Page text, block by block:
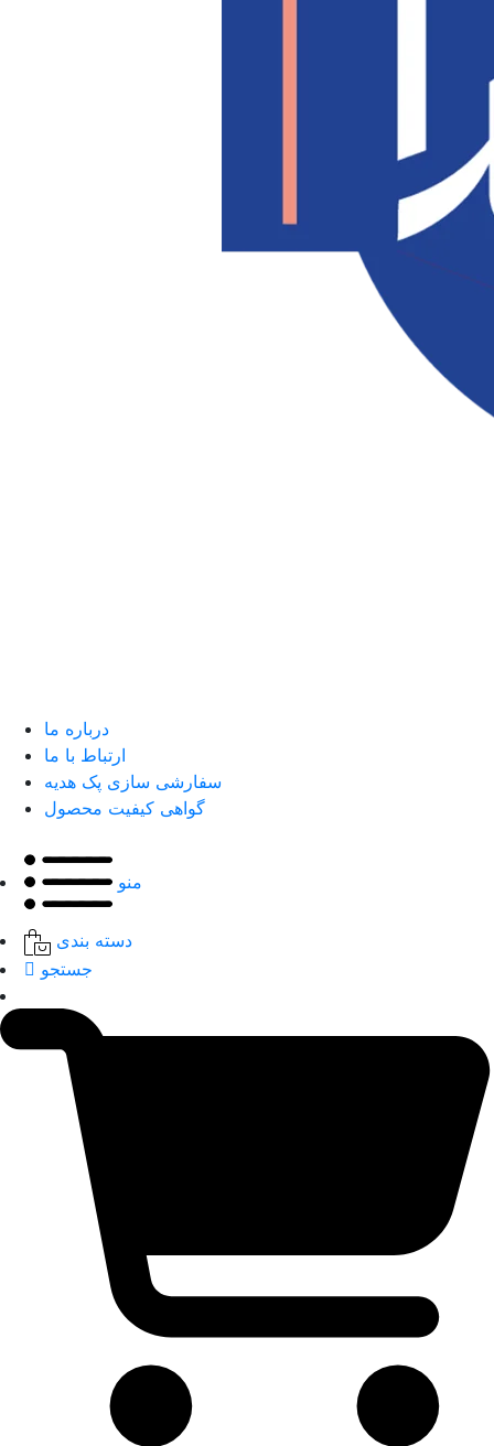
درباره ما
ارتباط با ما
سفارشی سازی پک هدیه
گواهی کیفیت محصول
منو
دسته بندی
جستجو